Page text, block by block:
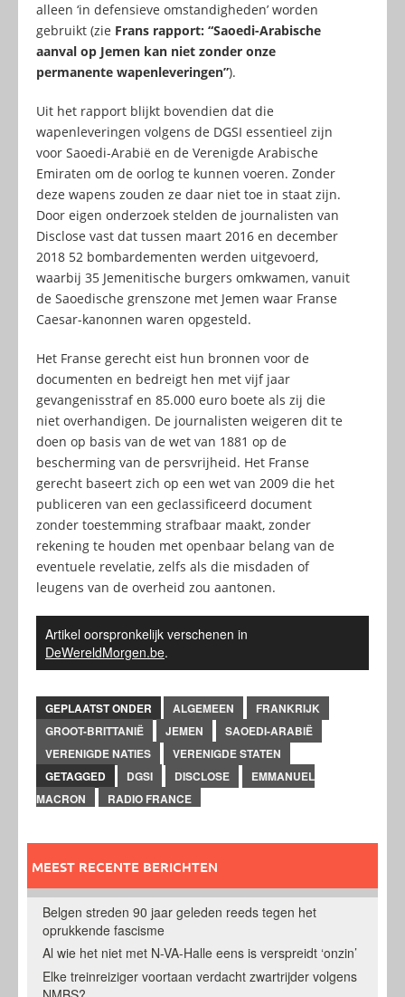
alleen ‘in defensieve omstandigheden’ worden
gebruikt (zie Frans rapport: “Saoedi-Arabische
aanval op Jemen kan niet zonder onze
permanente wapenleveringen”).
Uit het rapport blijkt bovendien dat die
wapenleveringen volgens de DGSI essentieel zijn
voor Saoedi-Arabië en de Verenigde Arabische
Emiraten om de oorlog te kunnen voeren. Zonder
deze wapens zouden ze daar niet toe in staat zijn.
Door eigen onderzoek stelden de journalisten van
Disclose vast dat tussen maart 2016 en december
2018 52 bombardementen werden uitgevoerd,
waarbij 35 Jemenitische burgers omkwamen, vanuit
de Saoedische grenszone met Jemen waar Franse
Caesar-kanonnen waren opgesteld.
Het Franse gerecht eist hun bronnen voor de
documenten en bedreigt hen met vijf jaar
gevangenisstraf en 85.000 euro boete als zij die
niet overhandigen. De journalisten weigeren dit te
doen op basis van de wet van 1881 op de
bescherming van de persvrijheid. Het Franse
gerecht baseert zich op een wet van 2009 die het
publiceren van een geclassificeerd document
zonder toestemming strafbaar maakt, zonder
rekening te houden met openbaar belang van de
eventuele revelatie, zelfs als die misdaden of
leugens van de overheid zou aantonen.
Artikel oorspronkelijk verschenen in
DeWereldMorgen.be.
GEPLAATST ONDER ALGEMEEN
FRANKRIJK
GROOT-BRITTANIË
JEMEN
SAOEDI-ARABIË
VERENIGDE NATIES
VERENIGDE STATEN
GETAGGED
DGSI DISCLOSE
EMMANUEL
MACRON
RADIO FRANCE
MEEST RECENTE BERICHTEN
Belgen streden 90 jaar geleden reeds tegen het
oprukkende fascisme
Al wie het niet met N-VA-Halle eens is verspreidt ‘onzin’
Elke treinreiziger voortaan verdacht zwartrijder volgens